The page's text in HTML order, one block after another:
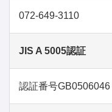
072-649-3110
JIS A 5005認証
認証番号